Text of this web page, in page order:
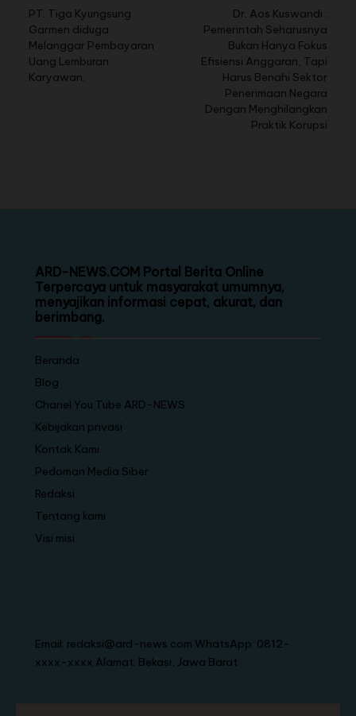
PT. Tiga Kyungsung
Garmen diduga
Melanggar Pembayaran
Uang Lemburan
Karyawan.
Dr. Aos Kuswandi :
Pemerintah Seharusnya
Bukan Hanya Fokus
Efisiensi Anggaran, Tapi
Harus Benahi Sektor
Penerimaan Negara
Dengan Menghilangkan
Praktik Korupsi
ARD-NEWS.COM Portal Berita Online
Terpercaya untuk masyarakat umumnya,
menyajikan informasi cepat, akurat, dan
berimbang.
Beranda
Blog
Chanel You Tube ARD-NEWS
Kebijakan privasi
Kontak Kami
Pedoman Media Siber
Redaksi
Tentang kami
Visi misi
Email: redaksi@ard-news.com WhatsApp: 0812-
xxxx-xxxx Alamat: Bekasi, Jawa Barat